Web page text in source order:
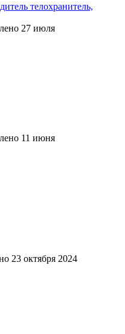
телохранитель,
27 июля
11 июня
23 октября 2024